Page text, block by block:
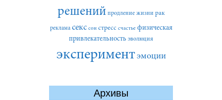
решений продление жизни рак
реклама секс сон стресс счастье физическая
привлекательность эволюция
экспериментэмоции
Архивы